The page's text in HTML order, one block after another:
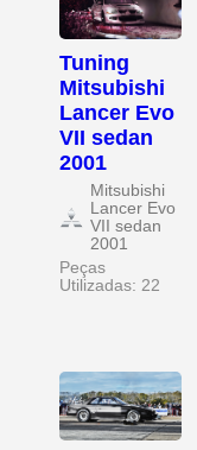
Tuning
Mitsubishi
Lancer Evo
VII sedan
2001
Mitsubishi
Lancer Evo
VII sedan
2001
Peças
Utilizadas: 22